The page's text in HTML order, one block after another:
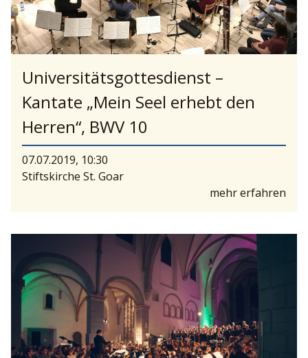
Universitätsgottesdienst –
Kantate „Mein Seel erhebt den
Herren“, BWV 10
07.07.2019, 10:30
Stiftskirche St. Goar
mehr erfahren